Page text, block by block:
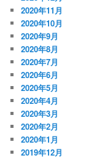
2020年11月
2020年10月
2020年9月
2020年8月
2020年7月
2020年6月
2020年5月
2020年4月
2020年3月
2020年2月
2020年1月
2019年12月